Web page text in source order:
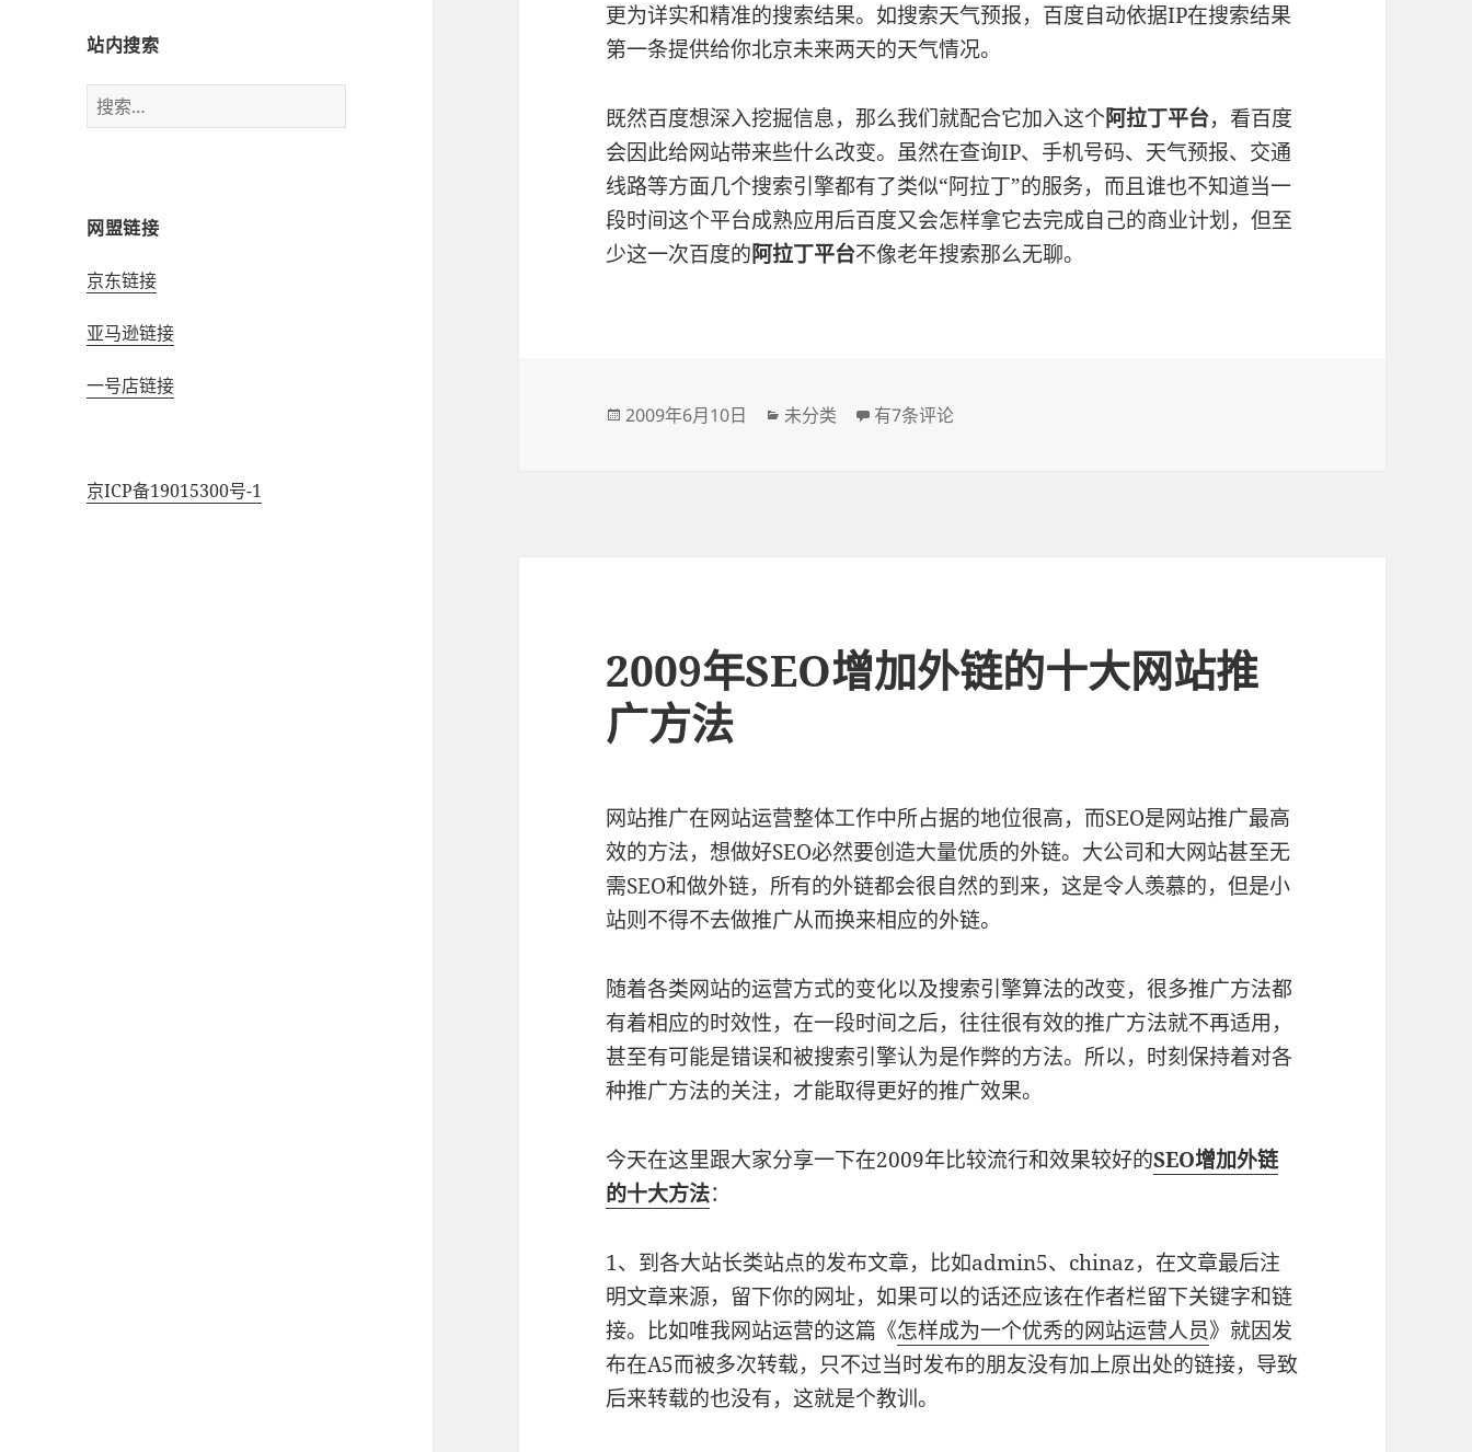
站内搜索
搜
索：
网盟链接
京东链接
亚马逊链接
一号店链接
京ICP备19015300号-1
更为详实和精准的搜索结果。如搜索天气预报，百度自动依据IP在搜索结果
第一条提供给你北京未来两天的天气情况。
既然百度想深入挖掘信息，那么我们就配合它加入这个阿拉丁平台，看百度
会因此给网站带来些什么改变。虽然在查询IP、手机号码、天气预报、交通
线路等方面几个搜索引擎都有了类似“阿拉丁”的服务，而且谁也不知道当一
段时间这个平台成熟应用后百度又会怎样拿它去完成自己的商业计划，但至
少这一次百度的阿拉丁平台不像老年搜索那么无聊。
发
2009年6月10日
分
未分类 百度阿拉丁计划上线 搜索开放平台引领搜索引擎未来？
有7条评论
2009年SEO增加外链的十大网站推
广方法
网站推广在网站运营整体工作中所占据的地位很高，而SEO是网站推广最高
效的方法，想做好SEO必然要创造大量优质的外链。大公司和大网站甚至无
需SEO和做外链，所有的外链都会很自然的到来，这是令人羡慕的，但是小
站则不得不去做推广从而换来相应的外链。
随着各类网站的运营方式的变化以及搜索引擎算法的改变，很多推广方法都
有着相应的时效性，在一段时间之后，往往很有效的推广方法就不再适用，
甚至有可能是错误和被搜索引擎认为是作弊的方法。所以，时刻保持着对各
种推广方法的关注，才能取得更好的推广效果。
今天在这里跟大家分享一下在2009年比较流行和效果较好的SEO增加外链
的十大方法：
1、到各大站长类站点的发布文章，比如admin5、chinaz，在文章最后注
明文章来源，留下你的网址，如果可以的话还应该在作者栏留下关键字和链
接。比如唯我网站运营的这篇《怎样成为一个优秀的网站运营人员》就因发
布在A5而被多次转载，只不过当时发布的朋友没有加上原出处的链接，导致
后来转载的也没有，这就是个教训。